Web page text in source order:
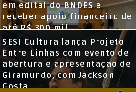
em edital do BNDES e
receber apoio financeiro de
até R$ 300 mil
SESI Cultura lança Projeto
Entre Linhas com evento de
abertura e apresentação de
Giramundo, com Jackson
Costa